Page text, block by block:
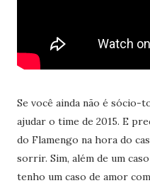
Se você ainda não é sócio-
ajudar o time de 2015. E
do Flamengo na hora do
sorrir. Sim, além de um
tenho um caso de amor